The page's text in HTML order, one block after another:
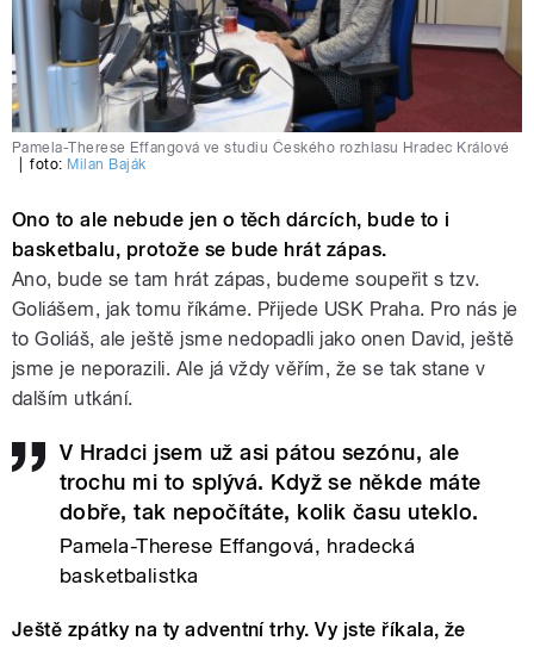
Pamela-Therese Effangová ve studiu Českého rozhlasu Hradec Králové
foto: Milan Baják
Ono to ale nebude jen o těch dárcích, bude to i
basketbalu, protože se bude hrát zápas.
Ano, bude se tam hrát zápas, budeme soupeřit s tzv.
Goliášem, jak tomu říkáme. Přijede USK Praha. Pro nás je
to Goliáš, ale ještě jsme nedopadli jako onen David, ještě
jsme je neporazili. Ale já vždy věřím, že se tak stane v
dalším utkání.
V Hradci jsem už asi pátou sezónu, ale
trochu mi to splývá. Když se někde máte
dobře, tak nepočítáte, kolik času uteklo.
Pamela-Therese Effangová, hradecká
basketbalistka
Ještě zpátky na ty adventní trhy. Vy jste říkala, že